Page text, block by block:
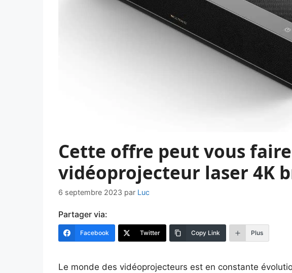
Cette offre peut vous
vidéoprojecteur laser 4K
6 septembre 2023 par Luc
Partager via:
Facebook Twitter Copy Link Plus
Le monde des vidéoprojecteurs est en constante